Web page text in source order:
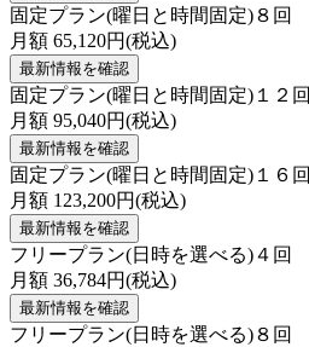
固定プラン(曜日と時間固定)８回
月額 65,120円(税込)
最新情報を確認
固定プラン(曜日と時間固定)１２回
月額 95,040円(税込)
最新情報を確認
固定プラン(曜日と時間固定)１６回
月額 123,200円(税込)
最新情報を確認
フリープラン(日時を選べる)４回
月額 36,784円(税込)
最新情報を確認
フリープラン(日時を選べる)８回